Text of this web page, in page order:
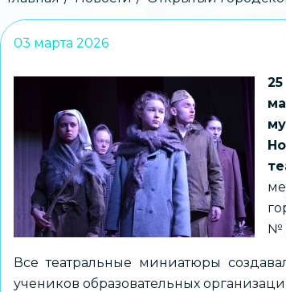
навигации
03 марта 2026
№
Все театральные миниатюры
учеников образовательных